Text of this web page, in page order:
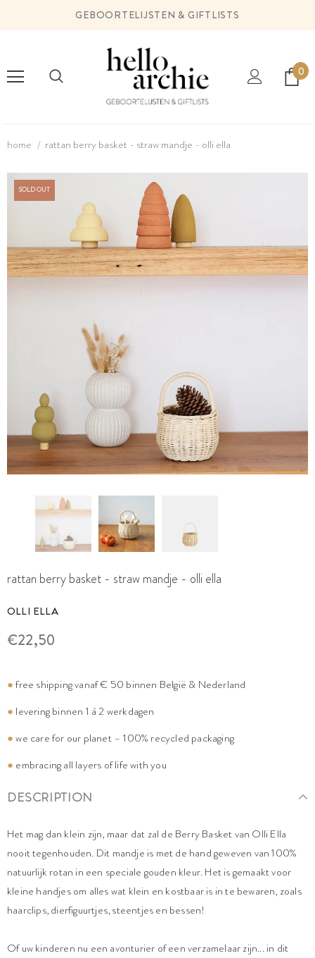
GEBOORTELIJSTEN & GIFTLISTS
0
home rattan berry basket - straw mandje - olli ella
SOLD OUT
rattan berry basket - straw mandje - olli ella
OLLI ELLA
€22,50
●free shipping vanaf € 50 binnen België & Nederland
● levering binnen 1 à 2 werkdagen
●we care for our planet – 100% recycled packaging
● embracing all layers of life with you
DESCRIPTION
Het mag dan klein zijn, maar dat zal de Berry Basket van Olli Ella
nooit tegenhouden. Dit mandje is met de hand geweven van 100%
natuurlijk rotan in een speciale gouden kleur. Het is gemaakt voor
kleine handjes om alles wat klein en kostbaar is in te bewaren, zoals
haarclips, dierfiguurtjes, steentjes en bessen!
Of uw kinderen nu een avonturier of een verzamelaar zijn... in dit